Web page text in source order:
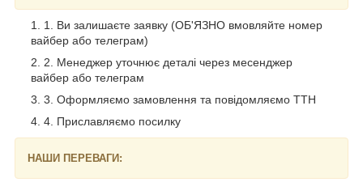
1. Ви залишаєте заявку (ОБ'ЯЗНО вмовляйте номер
вайбер або телеграм)
2. Менеджер уточнює деталі через месенджер
вайбер або телеграм
3. Оформляємо замовлення та повідомляємо ТТН
4. Приславляємо посилку
НАШИ ПЕРЕВАГИ: